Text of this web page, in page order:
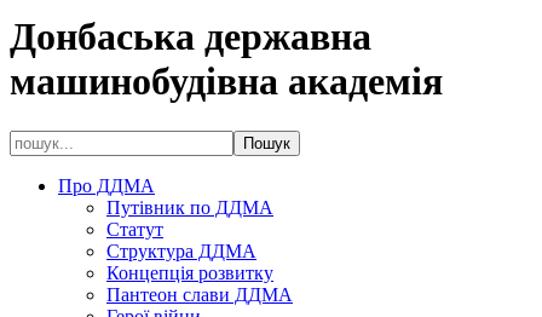
Донбаська державна
машинобудівна академія
Про ДДМА
Путівник по ДДМА
Статут
Структура ДДМА
Концепція розвитку
Пантеон слави ДДМА